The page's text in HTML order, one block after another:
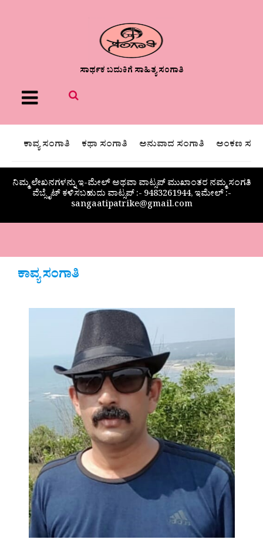
ಸಾರ್ಥಕ ಬದುಕಿಗೆ ಸಾಹಿತ್ಯ ಸಂಗಾತಿ
Menu
ಕಾವ್ಯ ಸಂಗಾತಿ ಕಥಾ ಸಂಗಾತಿ ಅನುವಾದ ಸಂಗಾತಿ ಅಂಕಣ
ನಿಮ್ಮ ಲೇಖನಗಳನ್ನು ಇ-ಮೇಲ್ ಅಥವಾ ವಾಟ್ಸಪ್ ಮುಖಾಂತರ ನಮ್ಮ ಸಂಗತಿ
ವೆಬ್ಸೈಟ್ ಕಳಿಸಬಹುದು ವಾಟ್ಸಪ್‌ :- 9483261944, ಇಮೇಲ್ :-
sangaatipatrike@gmail.com
ಕಾವ್ಯ ಸಂಗಾತಿ